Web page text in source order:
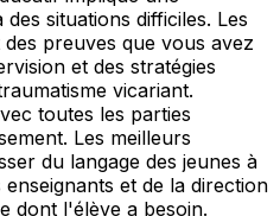
situations difficiles. Les
preuves que vous avez
et des stratégies
vicariant.
toutes les parties
Les meilleurs
du langage des jeunes à
et de la direction
dont l'élève a besoin.